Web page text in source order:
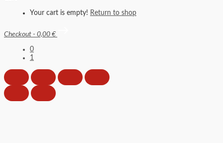
Your cart is empty! Return to shop
Checkout - 0,00 €
0
1